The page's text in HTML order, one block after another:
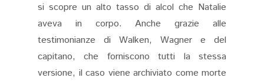
si scopre un alto tasso di alcol che Natalie
aveva in corpo. Anche grazie alle
testimonianze di Walken, Wagner e del
capitano, che forniscono tutti la stessa
versione, il caso viene archiviato come morte